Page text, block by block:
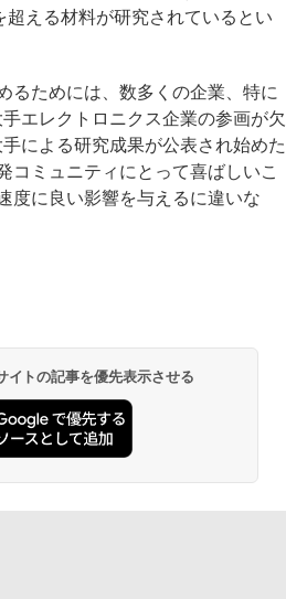
える材料が研究されているとい
ためには、数多くの企業、特に
エレクトロニクス企業の参画が欠
による研究成果が公表され始めた
コミュニティにとって喜ばしいこ
度に良い影響を与えるに違いな
イトの記事を優先表示させる